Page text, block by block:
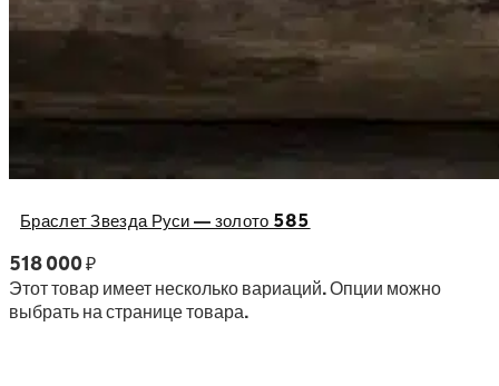
Браслет Звезда Руси — золото 585
518 000₽
Этот товар имеет несколько вариаций. Опции можно
выбрать на странице товара.